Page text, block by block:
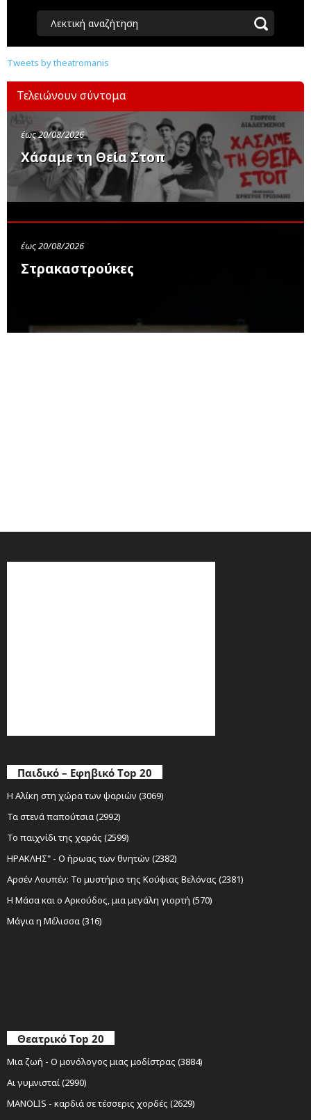
Λεκτική αναζήτηση
Tweets by theatromanis
Τελειώνουν σύντομα
έως 20/08/2026
Χάσαμε τη Θεία Στοπ
έως 20/08/2026
Στρακαστρούκες
Παιδικό – Εφηβικό Top 20
Η Αλίκη στη χώρα των ψαριών (3069)
Τα στενά παπούτσια (2992)
Το παιχνίδι της χαράς (2599)
ΗΡΑΚΛΗΣ" - Ο ήρωας των θνητών (2382)
Αρσέν Λουπέν: Το μυστήριο της Κούφιας Βελόνας (2381)
Η Μάσα και ο Αρκούδος, μια μεγάλη γιορτή (570)
Μάγια η Μέλισσα (316)
Θεατρικό Top 20
Μια ζωή - Ο μονόλογος μιας μοδίστρας (3884)
Αι γυμνισταί (2990)
MANOLIS - καρδιά σε τέσσερις χορδές (2629)